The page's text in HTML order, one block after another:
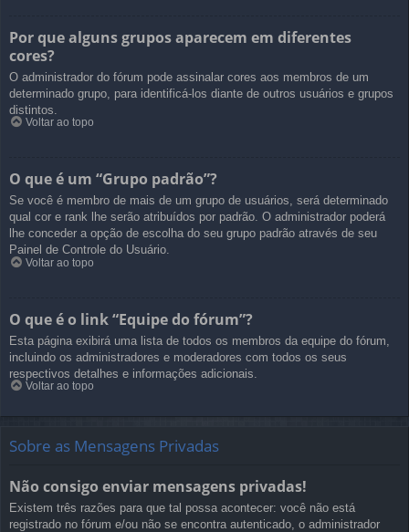
Por que alguns grupos aparecem em diferentes
cores?
O administrador do fórum pode assinalar cores aos membros de um
determinado grupo, para identificá-los diante de outros usuários e grupos
distintos.
Voltar ao topo
O que é um “Grupo padrão”?
Se você é membro de mais de um grupo de usuários, será determinado
qual cor e rank lhe serão atribuídos por padrão. O administrador poderá
lhe conceder a opção de escolha do seu grupo padrão através de seu
Painel de Controle do Usuário.
Voltar ao topo
O que é o link “Equipe do fórum”?
Esta página exibirá uma lista de todos os membros da equipe do fórum,
incluindo os administradores e moderadores com todos os seus
respectivos detalhes e informações adicionais.
Voltar ao topo
Sobre as Mensagens Privadas
Não consigo enviar mensagens privadas!
Existem três razões para que tal possa acontecer: você não está
registrado no fórum e/ou não se encontra autenticado, o administrador